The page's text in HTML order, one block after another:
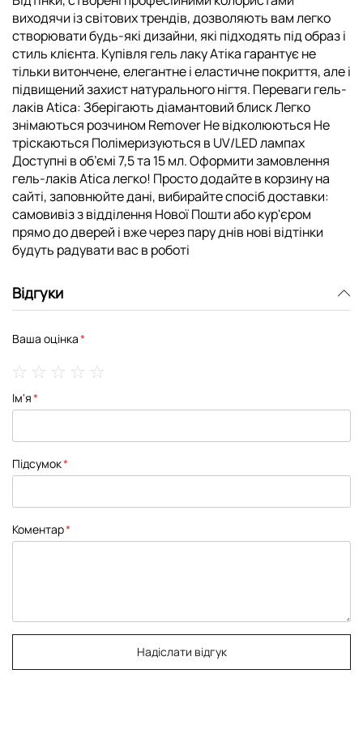
виходячи із світових трендів, дозволяють вам легко
створювати будь-які дизайни, які підходять під образ і
стиль клієнта. Купівля гель лаку Атіка гарантує не
тільки витончене, елегантне і еластичне покриття, але і
підвищений захист натурального нігтя. Переваги гель-
лаків Atica: Зберігають діамантовий блиск Легко
знімаються розчином Remover Не відколюються Не
тріскаються Полімеризуються в UV/LED лампах
Доступні в об’ємі 7,5 та 15 мл. Оформити замовлення
гель-лаків Atica легко! Просто додайте в корзину на
сайті, заповнюйте дані, вибирайте спосіб доставки:
самовивіз з відділення Нової Пошти або кур'єром
прямо до дверей і вже через пару днів нові відтінки
будуть радувати вас в роботі
Відгуки
Ваша оцінка
star
stars
stars
stars
stars
Ім'я
Підсумок
Коментар
Надіслати відгук